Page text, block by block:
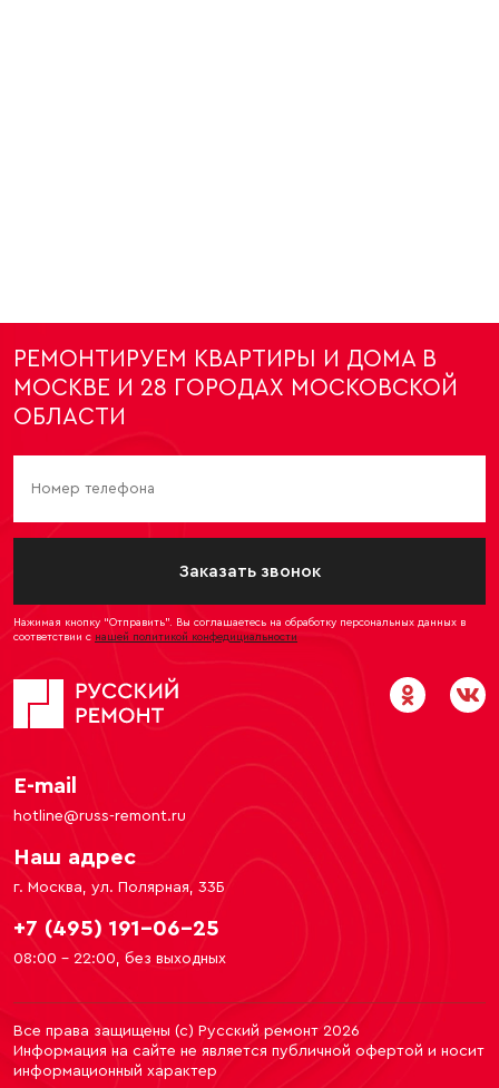
РЕМОНТИРУЕМ КВАРТИРЫ И ДОМА В
МОСКВЕ И 28 ГОРОДАХ МОСКОВСКОЙ
ОБЛАСТИ
Заказать звонок
Нажимая кнопку “Отправить”. Вы соглашаетесь на обработку персональных данных в
соответствии с нашей политикой конфедициальности
E-mail
hotline@russ-remont.ru
Наш адрес
г. Москва, ул. Полярная, 33Б
+7 (495) 191-06-25
08:00 - 22:00, без выходных
Все права защищены (c) Русский ремонт 2026
Информация на сайте не является публичной офертой и носит
информационный характер